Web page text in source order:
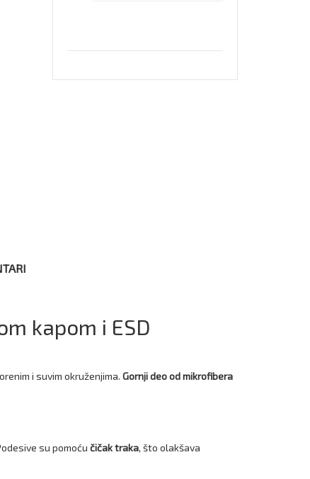
kapom i ESD
i suvim okruženjima. Gornji deo od mikrofibera
su pomoću čičak traka, što olakšava